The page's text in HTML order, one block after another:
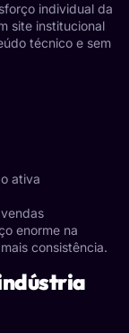
individual da
site institucional
técnico e sem
ativa
enorme na
consistência.